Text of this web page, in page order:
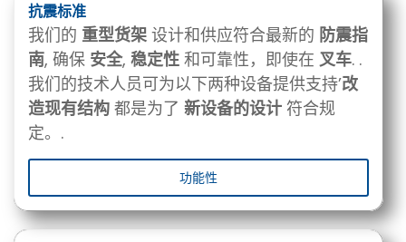
抗震标准
我们的 重型货架 设计和供应符合最新的 防震指
南, 确保 安全, 稳定性 和可靠性，即使在 叉车. .
我们的技术人员可为以下两种设备提供支持’改
造现有结构 都是为了 新设备的设计 符合规
定。.
功能性